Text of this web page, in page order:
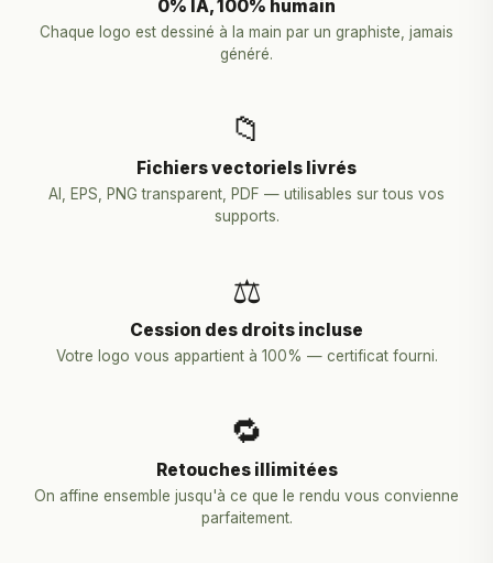
0% IA, 100% humain
Chaque logo est dessiné à la main par un graphiste, jamais
généré.
📁
Fichiers vectoriels livrés
AI, EPS, PNG transparent, PDF — utilisables sur tous vos
supports.
⚖️
Cession des droits incluse
Votre logo vous appartient à 100% — certificat fourni.
🔁
Retouches illimitées
On affine ensemble jusqu'à ce que le rendu vous convienne
parfaitement.